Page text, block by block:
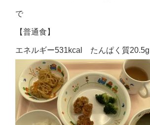
で
【普通食】
エネルギー531kcal たんぱく質